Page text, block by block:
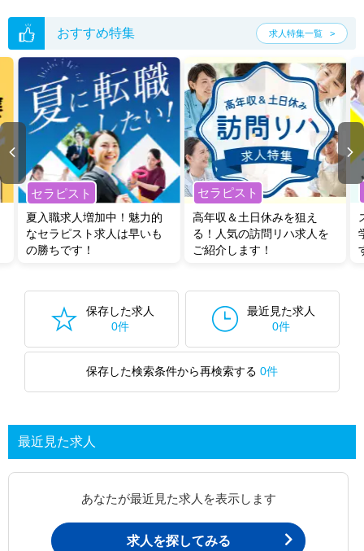
おすすめ特集 求人特集一覧
セラピスト
夏入職求人増加中！魅力的
なセラピスト求人は早いも
の勝ちです！
セラピスト
高年収＆土日休みを狙え
る！人気の訪問リハ求人を
ご紹介します！
保存した求人
0件
最近見た求人
0件
保存した検索条件から再検索する 0件
最近見た求人
あなたが最近見た求人を表示します
求人を探してみる